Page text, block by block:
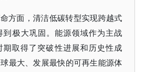
方面，清洁低碳转型实现跨越式
到极大巩固。能源领域作为主战
期取得了突破性进展和历史性成
最大、发展最快的可再生能源体